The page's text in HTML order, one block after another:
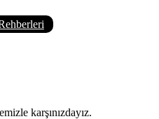
karşınızdayız.